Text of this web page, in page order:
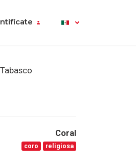
Coral
coro religiosa